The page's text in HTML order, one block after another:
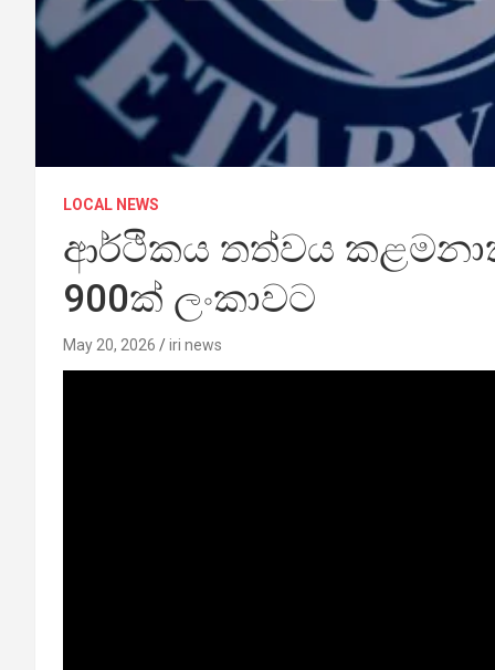
LOCAL NEWS
ආර්ථිකය තත්වය
900ක් ලංකාවට
May 20, 2026 iri news